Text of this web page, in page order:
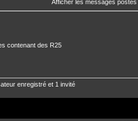
Afficher les messages
contenant des R25
enregistré et 1 invité